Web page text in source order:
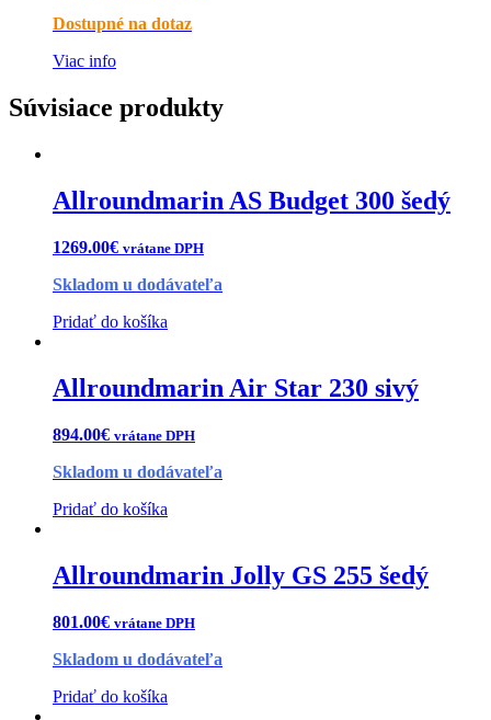
Dostupné na dotaz
Viac info
Súvisiace produkty
Allroundmarin AS Budget 300 šedý
1269.00€ vrátane DPH
Skladom u dodávateľa
Pridať do košíka
Allroundmarin Air Star 230 sivý
894.00€ vrátane DPH
Skladom u dodávateľa
Pridať do košíka
Allroundmarin Jolly GS 255 šedý
801.00€ vrátane DPH
Skladom u dodávateľa
Pridať do košíka